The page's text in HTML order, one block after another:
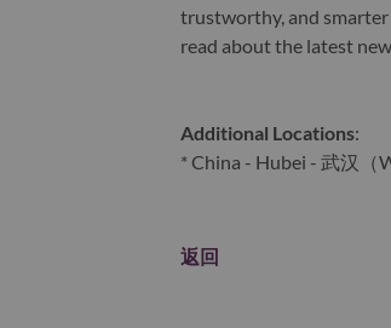
trustworthy, and
read about the latest
Additional Locations:
* China - Hubei - 武汉（
返回